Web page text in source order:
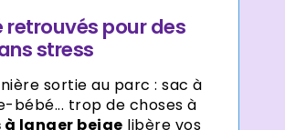
pour des
stress
sortie au parc : sac à
bébé... trop de choses à
à langer beige libère vos